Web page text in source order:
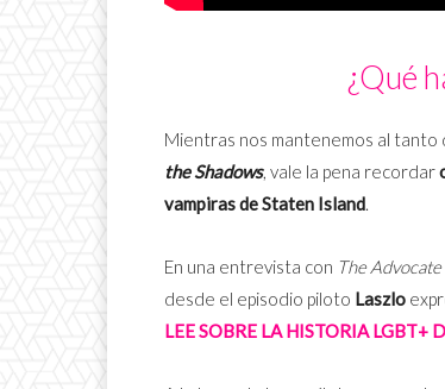
¿Qué
Mientras nos mantenemos al tanto
the Shadows, vale la pena recordar
vampiras de Staten Island.
En una entrevista con The Advocate
desde el episodio piloto Laszlo
LEE SOBRE LA HISTORIA LGBT+